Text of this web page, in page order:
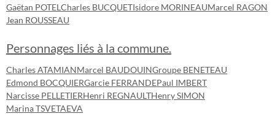
Gaëtan POTEL Charles BUCQUETIsidore MORINEAUMarcel RAGON
Jean ROUSSEAU
Personnages liés à la commune.
Charles ATAMIANMarcel BAUDOUINGroupe BENETEAU
Edmond BOCQUIERGarcie FERRANDEPaul IMBERT
Narcisse PELLETIERHenri REGNAULTHenry SIMON
Marina TSVETAEVA